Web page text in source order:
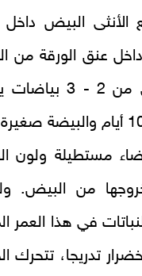
الأنثى البيض
عنق الورقة من
وتضع الأنثى من
مستطيلة ولون
من البيض.
في هذا العمر
تدريجا، تتحرك